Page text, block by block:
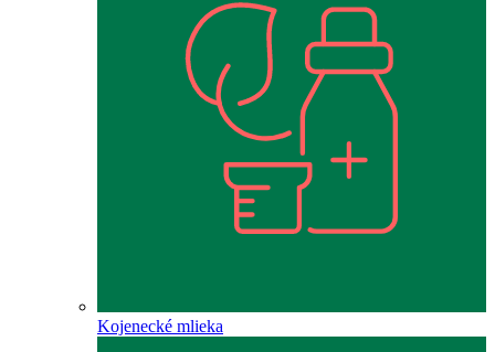
Kojenecké mlieka